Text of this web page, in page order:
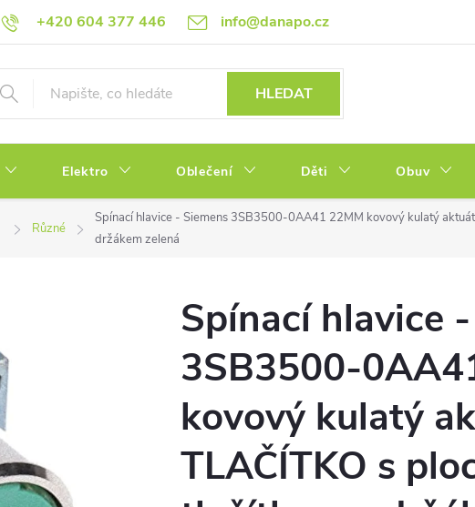
+420 604 377 446 info@danapo.cz
Hodnocení obchodu Obchodní podmínky Reklamace a výměna zboží
HLEDAT
Elektro Oblečení Děti Obuv
Různé
Spínací hlavice - Siemens 3SB3500-0AA41 22MM kovový kulatý
držákem zelená
Spínací hlavice
3SB3500-
kovový kulatý
TLAČÍTKO s